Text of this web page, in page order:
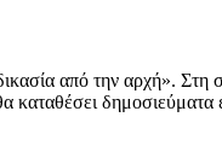
από την αρχή». Στη
δημοσιεύματα